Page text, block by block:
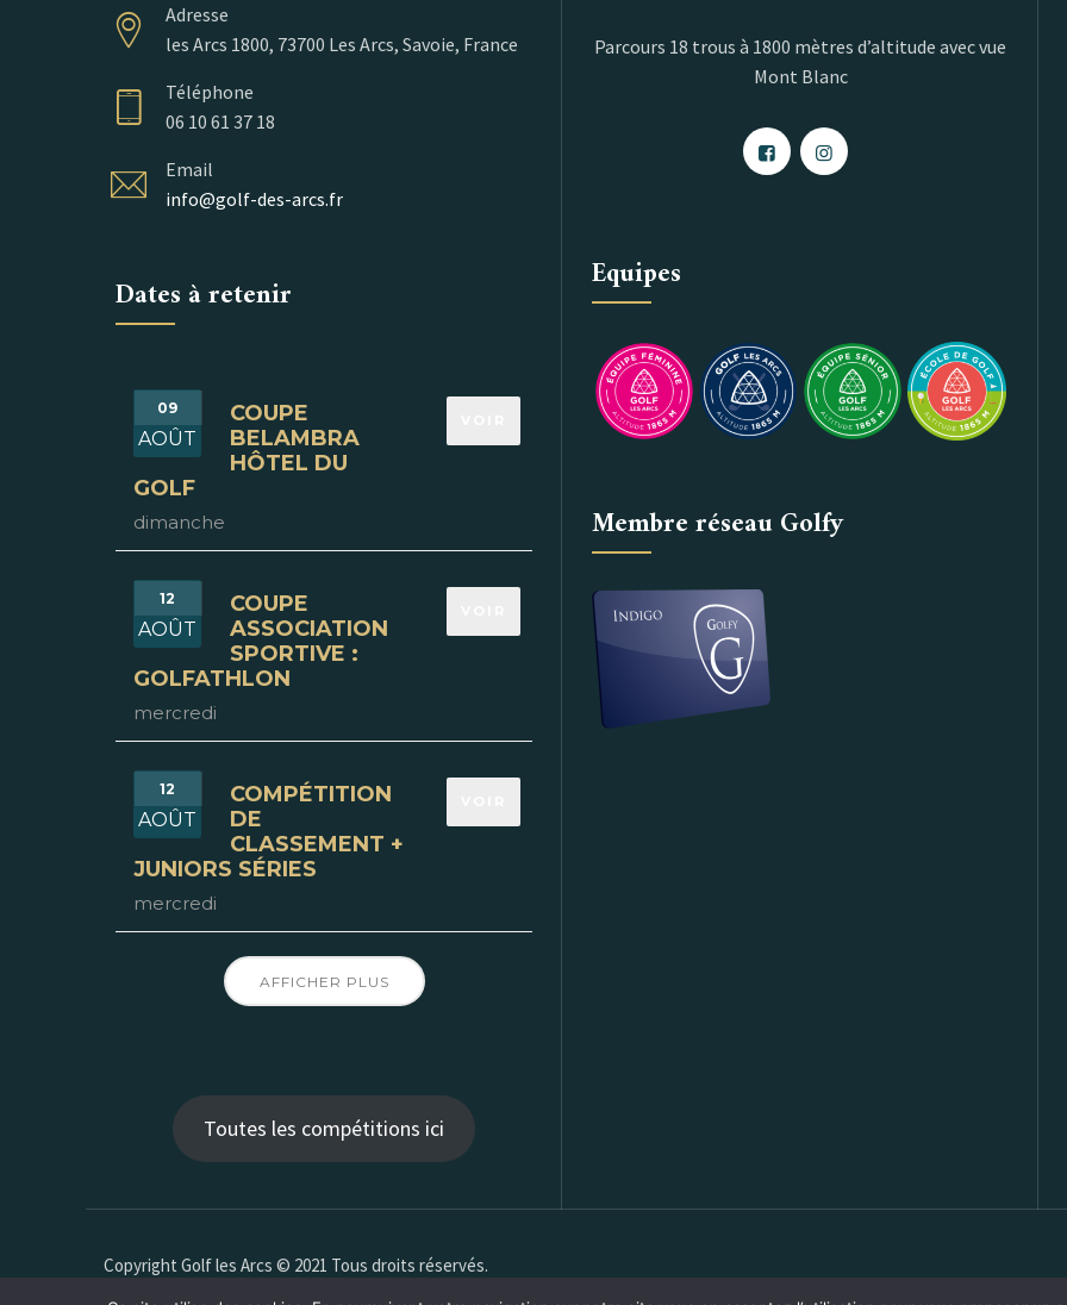
Adresse
les Arcs 1800, 73700 Les Arcs, Savoie, France
Téléphone
06 10 61 37 18
Email
info@golf-des-arcs.fr
Dates à retenir
09
AOÛT
COUPE
BELAMBRA
HÔTEL DU
GOLF
dimanche
12
AOÛT
COUPE
ASSOCIATION
SPORTIVE :
GOLFATHLON
mercredi
12
AOÛT
COMPÉTITION
DE
CLASSEMENT +
JUNIORS SÉRIES
mercredi
AFFICHER PLUS
Toutes les compétitions ici
Parcours 18 trous à 1800 mètres d’altitude avec vue
Mont Blanc
Equipes
Membre réseau Golfy
Copyright Golf les Arcs © 2021 Tous droits réservés.